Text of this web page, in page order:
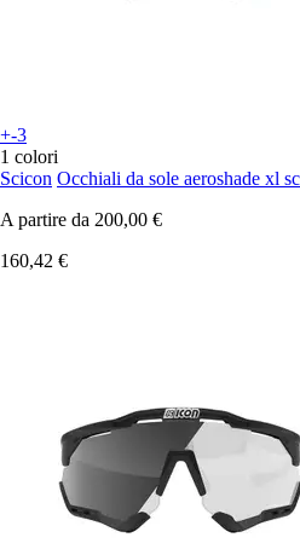
+-3
1 colori
Scicon Occhiali da sole aeroshade xl
A partire da 200,00 €
160,42 €